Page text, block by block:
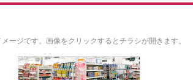
ージです。 画像をクリックするとチラシが開きます。